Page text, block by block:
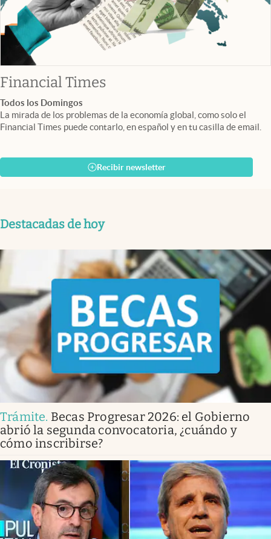
Financial Timesabre en nueva pestaña
Todos los Domingos
La mirada de los problemas de la economía global, como solo el
Financial Times puede contarlo, en español y en tu casilla de email.
Recibir newsletter
Destacadas de hoy
Trámite. Becas Progresar 2026: el Gobierno
abrió la segunda convocatoria, ¿cuándo y
cómo inscribirse?